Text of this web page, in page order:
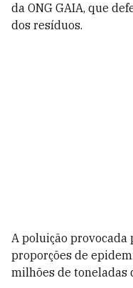
da ONG GAIA, que
dos resíduos.
A poluição provocada
proporções de
milhões de toneladas